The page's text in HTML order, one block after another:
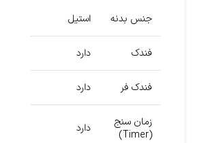
جنس بدنه استیل
فندک دارد
فندک فر دارد
زمان سنج
(Timer)
دارد